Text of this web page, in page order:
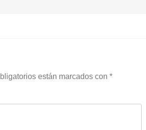
están marcados con *